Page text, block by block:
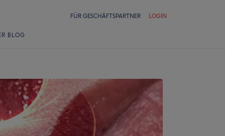
FÜR GESCHÄFTSPARTNER LOGIN
BLOG